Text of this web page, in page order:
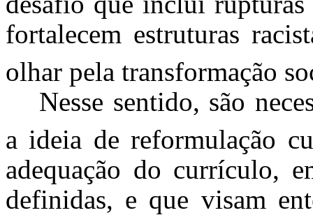
fortalecem estruturas
olhar pela transformação
Nesse sentido, são
a ideia de reformulação
adequação do currículo,
definidas, e que visam